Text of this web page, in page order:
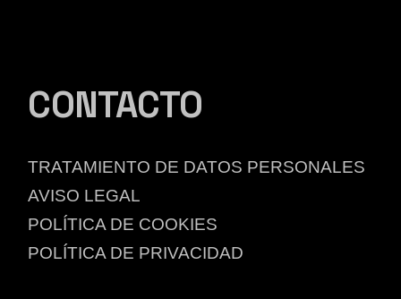
CONTACTO
TRATAMIENTO DE DATOS PERSONALES
AVISO LEGAL​
POLÍTICA DE COOKIES​
POLÍTICA DE PRIVACIDAD​